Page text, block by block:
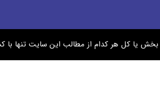
بخش یا کل هر کدام از مطالب این سایت تنها